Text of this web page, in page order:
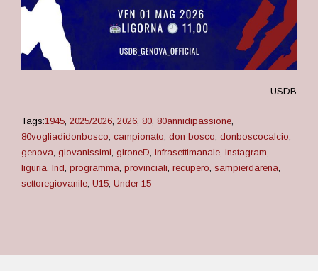
USDB
Tags:1945, 2025/2026, 2026, 80, 80annidipassione,
80vogliadidonbosco, campionato, don bosco, donboscocalcio,
genova, giovanissimi, gironeD, infrasettimanale, instagram,
liguria, lnd, programma, provinciali, recupero, sampierdarena,
settoregiovanile, U15, Under 15